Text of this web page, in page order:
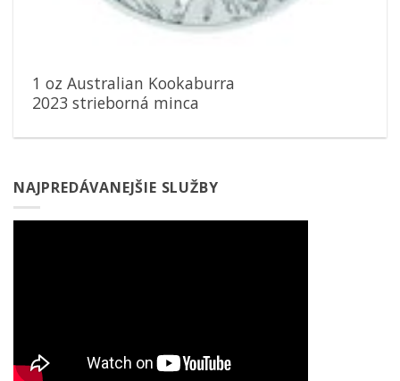
1 oz Australian Kookaburra
2023 strieborná minca
NAJPREDÁVANEJŠIE SLUŽBY